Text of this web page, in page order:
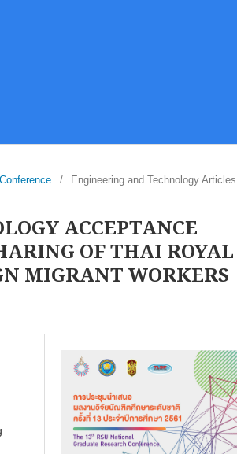
/ Engineering and Technology Articles
ACCEPTANCE
OF THAI ROYAL
MIGRANT WORKERS